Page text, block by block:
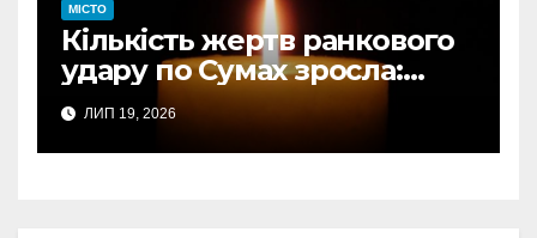
МІСТО
Кількість жертв ранкового
удару по Сумах зросла:
підтверджено загибель
однієї людини
ЛИП 19, 2026